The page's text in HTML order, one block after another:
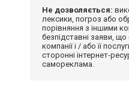
Не дозволяється:
лексики, погроз або
порівняння з іншими
безпідставні заяви,
компанії і / або її
сторонні інтернет-
самореклама.